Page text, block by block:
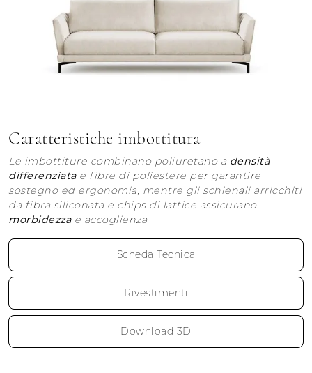
Caratteristiche imbottitura
Le imbottiture combinano poliuretano a densità
differenziatae fibre di poliestere per garantire
sostegno ed ergonomia, mentre gli schienali arricchiti
da fibra siliconata e chips di lattice assicurano
morbidezzae accoglienza.
Scheda Tecnica
Rivestimenti
Download 3D